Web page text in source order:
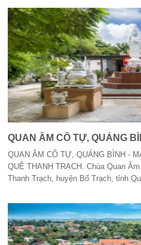
đất nước từ những năm 1980, trong
như chuyến xuyên Việt trên chiếc xe
05/4/1995 đến ngày 23/4/1995.
QUAN ÂM CỔ TỰ, QUẢNG
QUAN ÂM CỔ TỰ, QUẢNG BÌNH -
QUÊ THANH TRẠCH. Chùa Quan
Thanh Trạch, huyện Bố Trạch, tỉnh